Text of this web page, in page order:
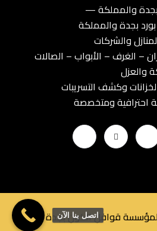
والمملكة —
بجدة والمملكة
والشركات
– الغرف – الأبواب – الصالات
والعزل
وكشف التسريبات
احترافية ومتخصصة
قوافل الكون بجدة © 2025
اتصل بنا الآن